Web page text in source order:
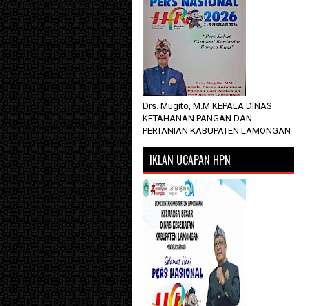
Drs. Mugito, M.M KEPALA DINAS
KETAHANAN PANGAN DAN
PERTANIAN KABUPATEN LAMONGAN
IKLAN UCAPAN HPN